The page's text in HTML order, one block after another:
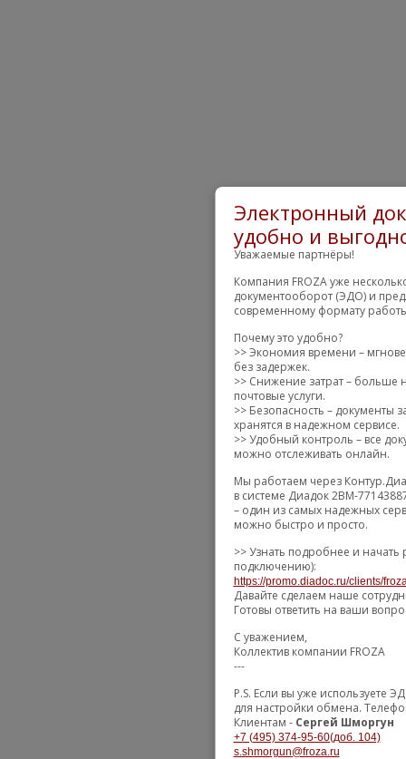
Электронный
удобно и
Уважаемые партнёры!
Компания FROZA уже
документооборот (ЭДО) и
современному формату
Почему это удобно?
>> Экономия времени –
без задержек.
>> Снижение затрат – больше
почтовые услуги.
>> Безопасность –
хранятся в надежном сервисе.
>> Удобный контроль – все
можно отслеживать онлайн.
Мы работаем через
в системе Диадок 2BM-
– один из самых надежных
можно быстро и просто.
>> Узнать подробнее и начать
подключению):
https://promo.diadoc.ru/clients/
Давайте сделаем наше
Готовы ответить на ваши
С уважением,
Коллектив компании FROZA
---
P.S. Если вы уже используете
для настройки обмена.
Клиентам - Сергей Шморгун
+7 (495) 374-95-60(доб. 104)
s.shmorgun@froza.ru